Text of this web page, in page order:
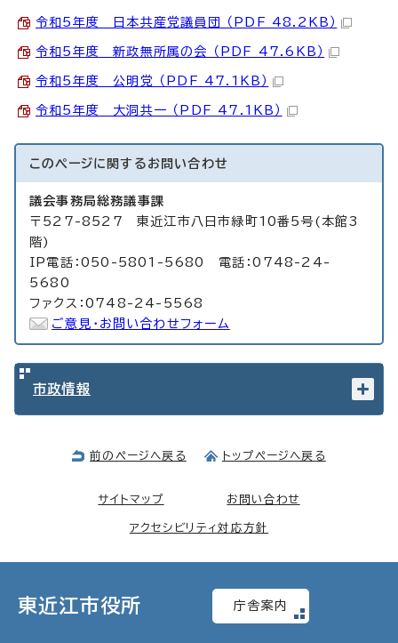
令和5年度 日本共産党議員団 （PDF 48.2KB）
令和5年度 新政無所属の会 （PDF 47.6KB）
令和5年度 公明党 （PDF 47.1KB）
令和5年度 大洞共一 （PDF 47.1KB）
このページに関する お問い合わせ
議会事務局総務議事課
〒527-8527 東近江市八日市緑町10番5号(本館3
階)
IP電話：050-5801-5680 電話：0748-24-
5680
ファクス：0748-24-5568
ご意見・お問い合わせフォーム
市政情報
前のページへ戻る トップページへ戻る
サイトマップ お問い合わせ
アクセシビリティ対応方針
東近江市役所 庁舎案内